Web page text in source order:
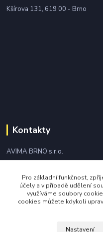
Kšírova 131, 619 00 - Brno
Kontakty
AVIMA BRNO s.r.o.
+420 543 249 338
avima@avima.cz
Pro základní funkčnost,
účely a v případě udělení
využíváme soubory
cookies můžete kdykoli
Nastavení